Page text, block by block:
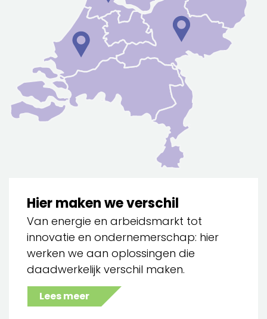
Hier maken we verschil
Van energie en arbeidsmarkt tot
innovatie en ondernemerschap: hier
werken we aan oplossingen die
daadwerkelijk verschil maken.
Lees meer